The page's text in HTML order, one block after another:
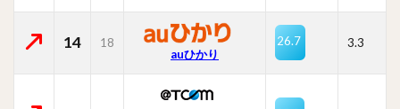
14
18
auひかり
26.7 3.3